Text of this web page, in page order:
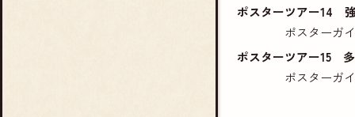
ポスターツアー14
ポスターガ
ポスターツアー15
ポスターガ